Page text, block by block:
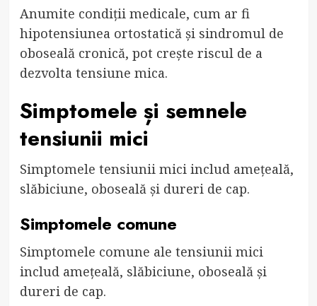
Anumite condiții medicale, cum ar fi
hipotensiunea ortostatică și sindromul de
oboseală cronică, pot crește riscul de a
dezvolta tensiune mica.
Simptomele și semnele
tensiunii mici
Simptomele tensiunii mici includ amețeală,
slăbiciune, oboseală și dureri de cap.
Simptomele comune
Simptomele comune ale tensiunii mici
includ amețeală, slăbiciune, oboseală și
dureri de cap.